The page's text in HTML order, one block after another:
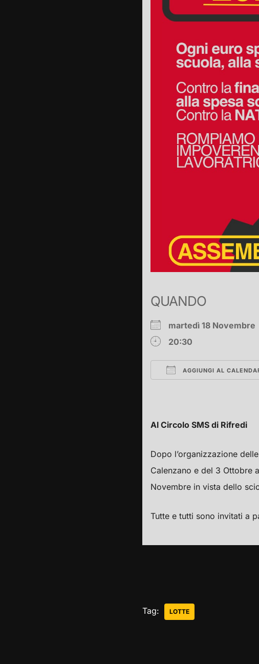
QUANDO
martedì 18 Novembre
20:30
AGGIUNGI AL
Al Circolo SMS di Rifredi
Dopo l’organizzazione
Calenzano e del 3 Ottobre
Novembre in vista dello
Tutte e tutti sono invitati a
Tag: LOTTE